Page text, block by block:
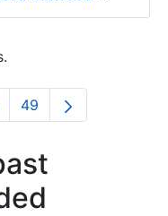
Pages Use
Page
49